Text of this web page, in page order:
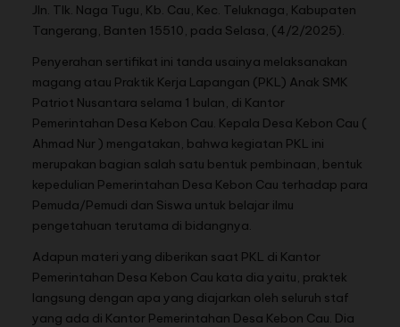
Jln. Tlk. Naga Tugu, Kb. Cau, Kec. Teluknaga, Kabupaten
Tangerang, Banten 15510, pada Selasa, (4/2/2025).
Penyerahan sertifikat ini tanda usainya melaksanakan
magang atau Praktik Kerja Lapangan (PKL) Anak SMK
Patriot Nusantara selama 1 bulan, di Kantor
Pemerintahan Desa Kebon Cau. Kepala Desa Kebon Cau (
Ahmad Nur ) mengatakan, bahwa kegiatan PKL ini
merupakan bagian salah satu bentuk pembinaan, bentuk
kepedulian Pemerintahan Desa Kebon Cau terhadap para
Pemuda/Pemudi dan Siswa untuk belajar ilmu
pengetahuan terutama di bidangnya.
Adapun materi yang diberikan saat PKL di Kantor
Pemerintahan Desa Kebon Cau kata dia yaitu, praktek
langsung dengan apa yang diajarkan oleh seluruh staf
yang ada di Kantor Pemerintahan Desa Kebon Cau. Dia